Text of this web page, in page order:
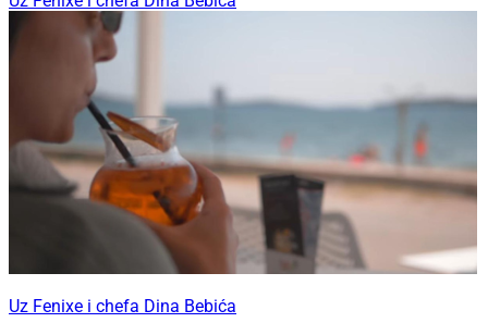
Uz Fenixe i chefa Dina Bebića